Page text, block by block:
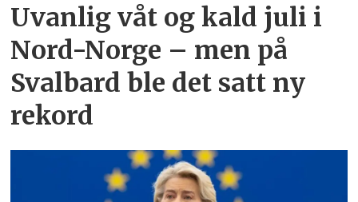
Uvanlig våt og kald juli i
Nord-Norge – men på
Svalbard ble det satt ny
rekord